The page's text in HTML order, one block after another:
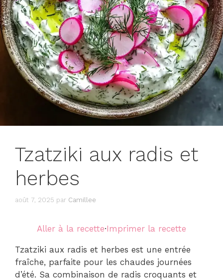
Tzatziki aux radis et
herbes
août 7, 2025 par Camillee
Aller à la recette·Imprimer la recette
Tzatziki aux radis et herbes est une entrée
fraîche, parfaite pour les chaudes journées
d’été. Sa combinaison de radis croquants et